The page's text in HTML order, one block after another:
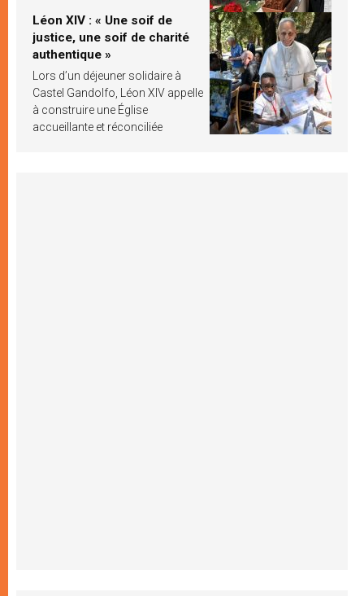
Léon XIV : « Une soif de
justice, une soif de charité
authentique »
Lors d’un déjeuner solidaire à
Castel Gandolfo, Léon XIV appelle
à construire une Église
accueillante et réconciliée